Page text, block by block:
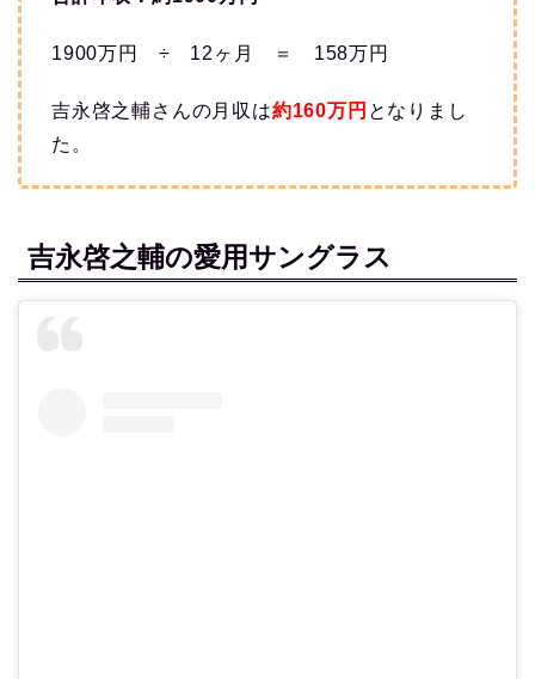
1900万円 ÷ 12ヶ月 ＝ 158万円
吉永啓之輔さんの月収は約160万円 となりまし
た。
吉永啓之輔の愛用サングラス